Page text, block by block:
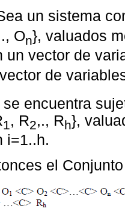
un sistema
On}, valuados
un vector de
de
se encuentra
1 , R2,., Rh},
i=1..h.
el